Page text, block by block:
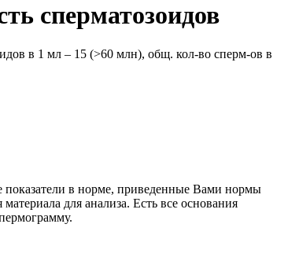
сперматозоидов
в 1 мл – 15 (>60 млн), общ. кол-во сперм-ов в
в норме, приведенные Вами нормы
для анализа. Есть все основания